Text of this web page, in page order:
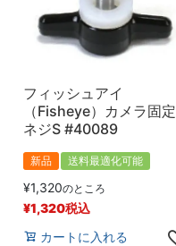
フィッシュアイ
（Fisheye）カメラ固定
ネジS #40089
新品 送料最適化可能
¥1,320のところ
¥1,320税込
カートに入れる